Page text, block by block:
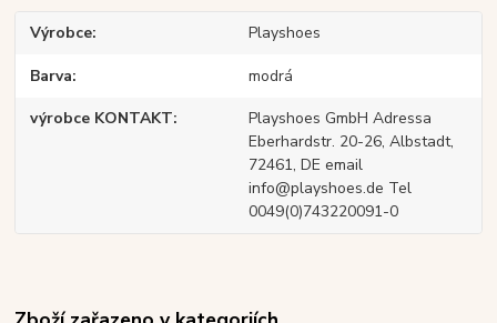
Výrobce Playshoes
Barva modrá
výrobce KONTAKT
Playshoes GmbH Adressa
Eberhardstr. 20-26, Albstadt,
72461, DE email
info@playshoes.de Tel
0049(0)743220091-0